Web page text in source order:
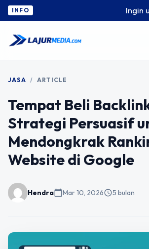
INFO Ingin
JASA / ARTICLE
Tempat Beli
Strategi Persuasif
Mendongkrak
Website di Google
Hendracalendar_todayMar 10, 2026schedule5 bulan